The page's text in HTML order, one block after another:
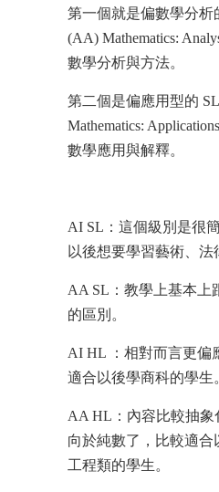
第一個就是偏數學分析
(AA) Mathematics:
數學分析與方法。
第二個是偏應用型的
Mathematics:
數學應用與解釋。
AI SL：這個級別是很
以後想要學習藝術、法
AA SL：教學上基本上
的區別。
AI HL ：相對而言更偏
適合以後學商科的學生
AA HL：內容比較抽象
向於純數了，比較適合
工程類的學生。